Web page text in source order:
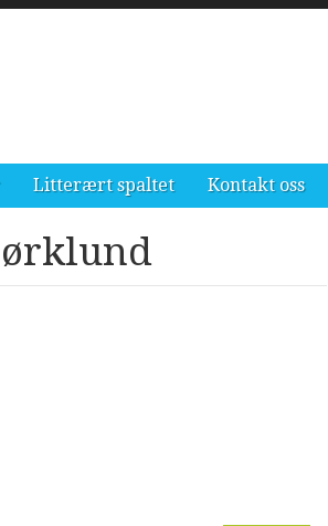
Litterært spaltet Kontakt oss